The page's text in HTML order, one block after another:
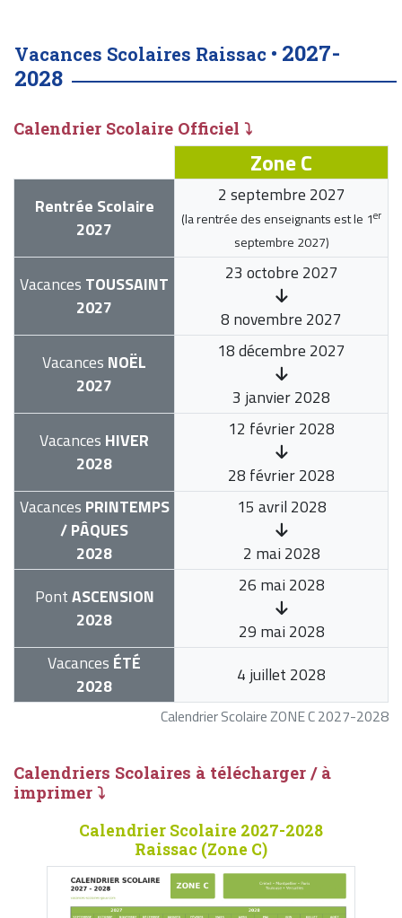
Vacances Scolaires Raissac • 2027-
2028
Calendrier Scolaire Officiel ⤵
Calendrier Scolaire ZONE C 2027-2028
Zone C
Rentrée Scolaire
2027
2 septembre 2027
(la rentrée des enseignants est le 1er
septembre 2027)
Vacances TOUSSAINT
2027
23 octobre 2027
8 novembre 2027
Vacances NOËL
2027
18 décembre 2027
3 janvier 2028
Vacances HIVER
2028
12 février 2028
28 février 2028
Vacances PRINTEMPS
/ PÂQUES
2028
15 avril 2028
2 mai 2028
PontASCENSION
2028
26 mai 2028
29 mai 2028
Vacances ÉTÉ
2028
4 juillet 2028
Calendriers Scolaires à télécharger / à
imprimer ⤵
Calendrier Scolaire 2027-2028
Raissac (Zone C)